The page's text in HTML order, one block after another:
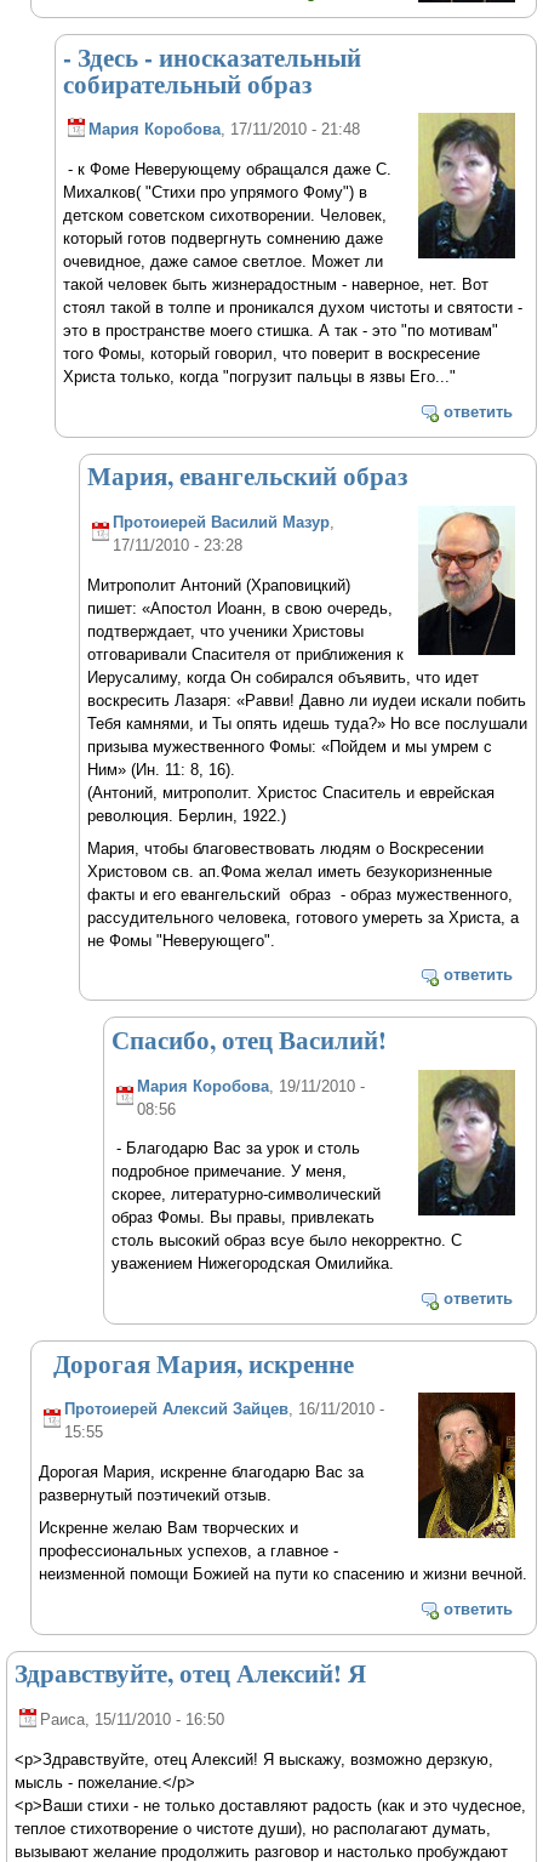
- Здесь - иносказательный
собирательный образ
Мария Коробова, 17/11/2010 - 21:48
- к Фоме Неверующему обращался даже С.
Михалков( "Стихи про упрямого Фому") в
детском советском сихотворении. Человек,
который готов подвергнуть сомнению даже
очевидное, даже самое светлое. Может ли
такой человек быть жизнерадостным - наверное, нет. Вот
стоял такой в толпе и проникался духом чистоты и святости -
это в пространстве моего стишка. А так - это "по мотивам"
того Фомы, который говорил, что поверит в воскресение
Христа только, когда "погрузит пальцы в язвы Его..."
ответить
Мария, евангельский образ
Протоиерей Василий Мазур,
17/11/2010 - 23:28
Митрополит Антоний (Храповицкий)
пишет: «Апостол Иоанн, в свою очередь,
подтверждает, что ученики Христовы
отговаривали Спасителя от приближения к
Иерусалиму, когда Он собирался объявить, что идет
воскресить Лазаря: «Равви! Давно ли иудеи искали побить
Тебя камнями, и Ты опять идешь туда?» Но все послушали
призыва мужественного Фомы: «Пойдем и мы умрем с
Ним» (Ин. 11: 8, 16).
(Антоний, митрополит. Христос Спаситель и еврейская
революция. Берлин, 1922.)
Мария, чтобы благовествовать людям о Воскресении
Христовом св. ап.Фома желал иметь безукоризненные
факты и его евангельский образ - образ мужественного,
рассудительного человека, готового умереть за Христа, а
не Фомы "Неверующего".
ответить
Спасибо, отец Василий!
Мария Коробова , 19/11/2010 -
08:56
- Благодарю Вас за урок и столь
подробное примечание. У меня,
скорее, литературно-символический
образ Фомы. Вы правы, привлекать
столь высокий образ всуе было некорректно. С
уважением Нижегородская Омилийка.
ответить
Дорогая Мария, искренне
Протоиерей Алексий Зайцев, 16/11/2010 -
15:55
Дорогая Мария, искренне благодарю Вас за
развернутый поэтичекий отзыв.
Искренне желаю Вам творческих и
профессиональных успехов, а главное -
неизменной помощи Божией на пути ко спасению и жизни вечной.
ответить
Здравствуйте, отец Алексий! Я
Раиса, 15/11/2010 - 16:50
<p>Здравствуйте, отец Алексий! Я выскажу, возможно дерзкую,
мысль - пожелание.</p>
<p>Ваши стихи - не только доставляют радость (как и это чудесное,
теплое стихотворение о чистоте души), но располагают думать,
вызывают желание продолжить разговор и настолько пробуждают